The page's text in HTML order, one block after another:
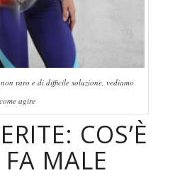
raro e di difficile soluzione, vediamo
come agire
COS’È
FA MALE